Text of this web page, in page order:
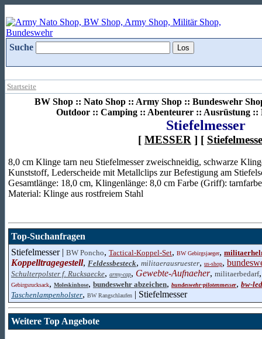
Suche
Startseite
BW Shop :: Nato Shop :: Army Shop :: Bundeswehr
Outdoor :: Camping :: Abenteurer :: Ausrüstung ::
Stiefelmesser
[ MESSER ] [
8,0 cm Klinge tarn neu Stiefelmesser zweischneidig, schwarze
Kunststoff, Lederscheide mit Metallclips zur Befestigung am
Gesamtlänge: 18,0 cm, Klingenlänge: 8,0 cm Farbe (Griff):
Material: Klinge aus rostfreiem Stahl
Top-Suchanfragen
Stiefelmesser | BW Poncho, Tactical-Koppel-Set, BW Gebirgsjaeger,
Koppelltragegestell, Feldessbesteck, militaerausruester, us-shop,
Schulterpolster f. Rucksaecke, army-cap, Gewebte-Aufnaeher, militaerbedarf
Gebirgsrucksack, Moleskinhose, bundeswehr abzeichen, bundeswehr-pilotenmesser, bw-
Taschenlampenholster, BW Rangschlaufen | Stiefelmesser
Weitere Top Angebote